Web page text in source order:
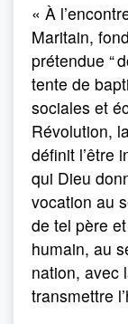
« À
Maritain,
prétendue “
tente de
sociales et
Révolution,
définit l’être
qui Dieu
vocation au
de tel père
humain, au
nation, avec
transmettre